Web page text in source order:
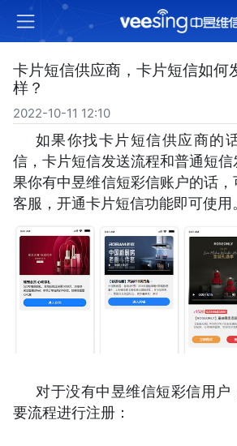
卡片短信供应商，卡片短信如何
样？
2022-10-11 12:10
如果你找卡片短信供应商的
信，卡片短信发送流程和普通短
果你有中昱维信短彩信账户的话
客服，开通卡片短信功能即可使用
对于没有中昱维信短彩信用户
要流程进行注册：